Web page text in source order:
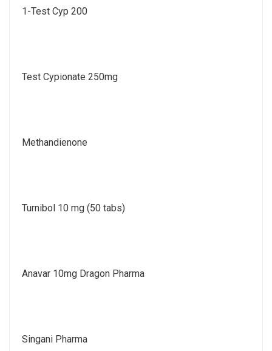
1-Test Cyp 200
Test Cypionate 250mg
Methandienone
Turnibol 10 mg (50 tabs)
Anavar 10mg Dragon Pharma
Singani Pharma